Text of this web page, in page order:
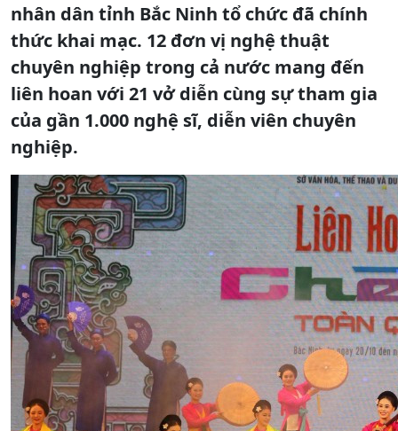
nhân dân tỉnh Bắc Ninh tổ chức đã chính
thức khai mạc. 12 đơn vị nghệ thuật
chuyên nghiệp trong cả nước mang đến
liên hoan với 21 vở diễn cùng sự tham gia
của gần 1.000 nghệ sĩ, diễn viên chuyên
nghiệp.